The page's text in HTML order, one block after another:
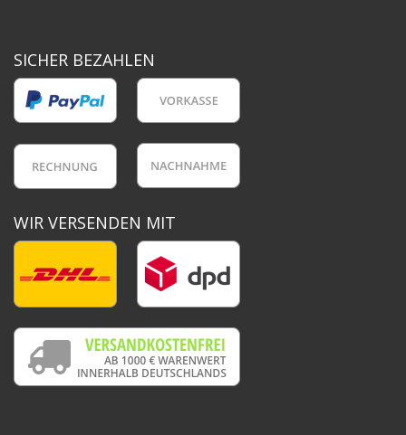
SICHER BEZAHLEN
WIR VERSENDEN MIT